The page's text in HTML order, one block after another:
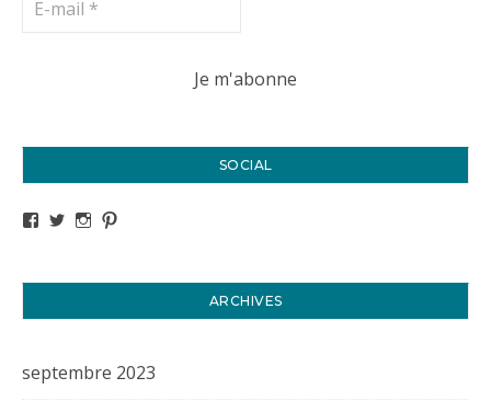
SOCIAL
Voir le profil de titval35 sur Facebook
Voir le profil de titval35 sur Twitter
Voir le profil de titval35 sur Instagram
ARCHIVES
septembre 2023